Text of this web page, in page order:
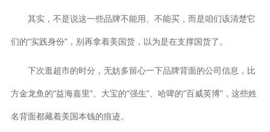
其实，不是说这一些品牌不能用、不能买，而是咱们该清楚它
们的“实践身份”，别再拿着美国货，以为是在支撑国货了。
下次逛超市的时分，无妨多留心一下品牌背面的公司信息，比
方金龙鱼的“益海嘉里”、大宝的“强生”、哈啤的“百威英博”，这些姓
名背面都藏着美国本钱的痕迹。